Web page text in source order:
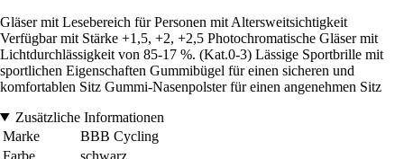
Gläser mit Lesebereich für Personen mit Altersweitsichtigkeit
Verfügbar mit Stärke +1,5, +2, +2,5 Photochromatische Gläser mit
Lichtdurchlässigkeit von 85-17 %. (Kat.0-3) Lässige Sportbrille mit
sportlichen Eigenschaften Gummibügel für einen sicheren und
komfortablen Sitz Gummi-Nasenpolster für einen angenehmen Sitz
Zusätzliche Informationen
Marke
BBB Cycling
Farbe
schwarz